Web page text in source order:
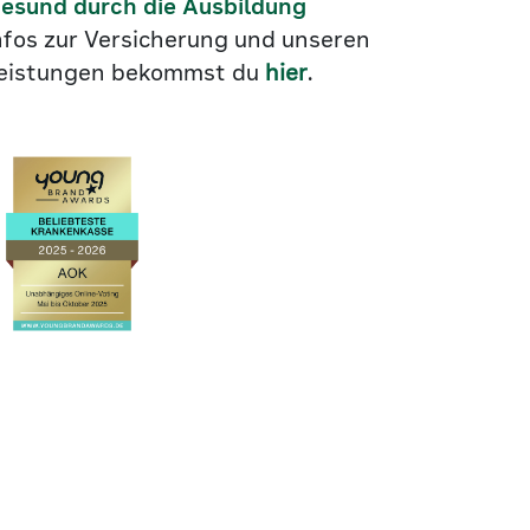
durch die Ausbildung
zur Versicherung und unseren
bekommst du hier.